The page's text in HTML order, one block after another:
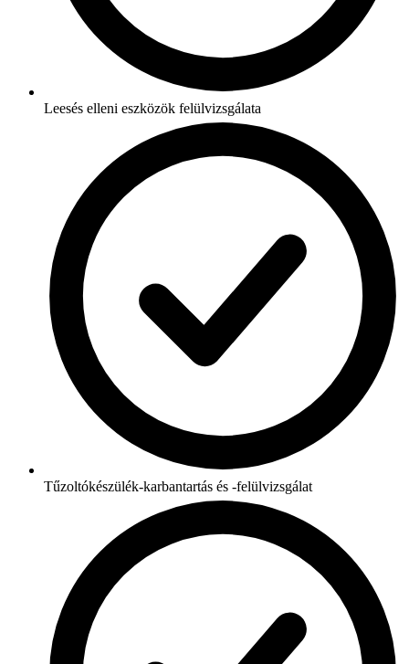
Leesés elleni eszközök felülvizsgálata
Tűzoltókészülék-karbantartás és -felülvizsgálat